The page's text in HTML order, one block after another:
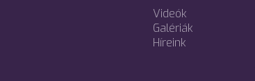
Videók
Galériák
Híreink